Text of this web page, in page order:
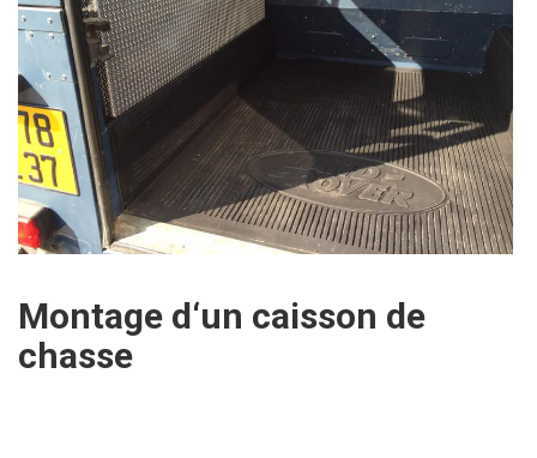
Montage d‘un caisson de
chasse